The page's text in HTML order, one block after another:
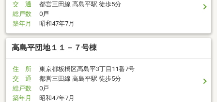
交 通
都営三田線 高島平駅 徒歩5分
総戸数
0戸
築年月
昭和47年7月
高島平団地１１－７号棟
住 所
東京都板橋区高島平3丁目11番7号
交 通
都営三田線 高島平駅 徒歩5分
総戸数
0戸
築年月
昭和47年7月